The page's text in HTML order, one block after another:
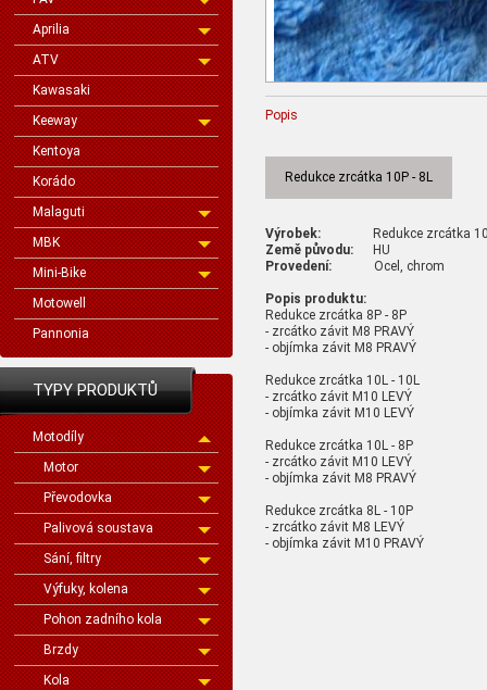
Aprilia
ATV
Kawasaki
Keeway
Kentoya
Korádo
Malaguti
MBK
Mini-Bike
Motowell
Pannonia
TYPY PRODUKTŮ
Motodíly
Motor
Převodovka
Palivová soustava
Sání, filtry
Výfuky, kolena
Pohon zadního kola
Brzdy
Kola
Popis
Redukce zrcátka 10P - 8L
Výrobek: Redukce zrcátka
Země původu: HU
Provedení: Ocel, chrom
Popis produktu:
Redukce zrcátka 8P - 8P
- zrcátko závit M8 PRAVÝ
- objímka závit M8 PRAVÝ
Redukce zrcátka 10L - 10L
- zrcátko závit M10 LEVÝ
- objímka závit M10 LEVÝ
Redukce zrcátka 10L - 8P
- zrcátko závit M10 LEVÝ
- objímka závit M8 PRAVÝ
Redukce zrcátka 8L - 10P
- zrcátko závit M8 LEVÝ
- objímka závit M10 PRAVÝ